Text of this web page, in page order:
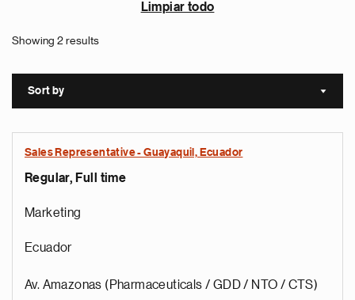
Limpiar todo
Showing 2 results
Sort by Sort
Sales Representative - Guayaquil, Ecuador
Regular, Full time
Marketing
Ecuador
Av. Amazonas (Pharmaceuticals / GDD / NTO / CTS)